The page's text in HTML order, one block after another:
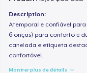
Description:
Atemporal e confiável
6 onças) para conforto e
canelada e etiqueta
confortável.
Montrer plus de détails